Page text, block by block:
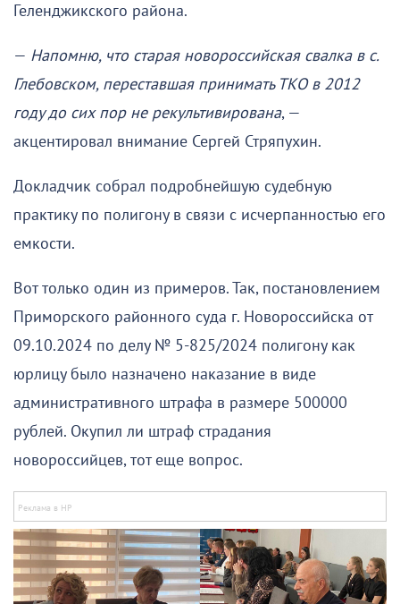
Геленджикского района.
— Напомню, что старая новороссийская свалка в с.
Глебовском, переставшая принимать ТКО в 2012
году до сих пор не рекультивирована, —
акцентировал внимание Сергей Стряпухин.
Докладчик собрал подробнейшую судебную
практику по полигону в связи с исчерпанностью его
емкости.
Вот только один из примеров. Так, постановлением
Приморского районного суда г. Новороссийска от
09.10.2024 по делу № 5-825/2024 полигону как
юрлицу было назначено наказание в виде
административного штрафа в размере 500000
рублей. Окупил ли штраф страдания
новороссийцев, тот еще вопрос.